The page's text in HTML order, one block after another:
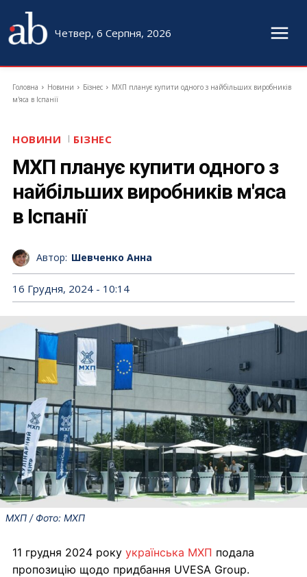
Четвер, 6 Серпня, 2026
Головна Новини Бізнес
МХП планує купити одного з найбільших виробників
м'яса в Іспанії
НОВИНИ БІЗНЕС
МХП планує купити одного з
найбільших виробників м'яса
в Іспанії
Автор: Шевченко Анна
16 Грудня, 2024 - 10:14
МХП / Фото: МХП
11 грудня 2024 року українська МХП подала
пропозицію щодо придбання UVESA Group.